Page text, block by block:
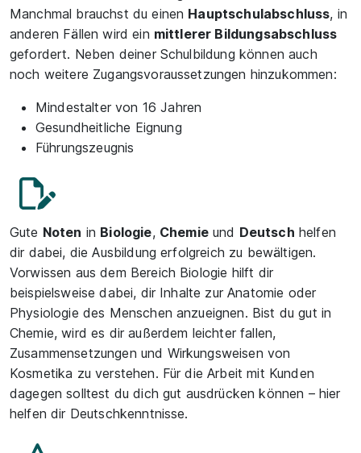
Manchmal brauchst du einen Hauptschulabschluss, in
anderen Fällen wird ein mittlerer Bildungsabschluss
gefordert. Neben deiner Schulbildung können auch
noch weitere Zugangsvoraussetzungen hinzukommen:
Mindestalter von 16 Jahren
Gesundheitliche Eignung
Führungszeugnis
Gute Noten in Biologie, Chemieund Deutsch helfen
dir dabei, die Ausbildung erfolgreich zu bewältigen.
Vorwissen aus dem Bereich Biologie hilft dir
beispielsweise dabei, dir Inhalte zur Anatomie oder
Physiologie des Menschen anzueignen. Bist du gut in
Chemie, wird es dir außerdem leichter fallen,
Zusammensetzungen und Wirkungsweisen von
Kosmetika zu verstehen. Für die Arbeit mit Kunden
dagegen solltest du dich gut ausdrücken können – hier
helfen dir Deutschkenntnisse.